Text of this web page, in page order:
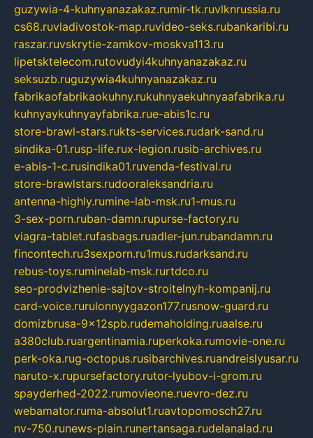
guzywia-4-kuhnyanazakaz.rumir-tk.ruvlknrussia.ru
cs68.ruvladivostok-map.ruvideo-seks.rubankaribi.ru
raszar.ruvskrytie-zamkov-moskva113.ru
lipetsktelecom.rutovudyi4kuhnyanazakaz.ru
seksuzb.ruguzywia4kuhnyanazakaz.ru
fabrikaofabrikaokuhny.rukuhnyaekuhnyaafabrika.ru
kuhnyaykuhnyayfabrika.rue-abis1c.ru
store-brawl-stars.rukts-services.rudark-sand.ru
sindika-01.rusp-life.rux-legion.rusib-archives.ru
e-abis-1-c.rusindika01.ruvenda-festival.ru
store-brawlstars.rudooraleksandria.ru
antenna-highly.rumine-lab-msk.ru1-mus.ru
3-sex-porn.ruban-damn.rupurse-factory.ru
viagra-tablet.rufasbags.ruadler-jun.rubandamn.ru
fincontech.ru3sexporn.ru1mus.rudarksand.ru
rebus-toys.ruminelab-msk.rurtdco.ru
seo-prodvizhenie-sajtov-stroitelnyh-kompanij.ru
card-voice.rurulonnyygazon177.rusnow-guard.ru
domizbrusa-9x12spb.rudemaholding.ruaalse.ru
a380club.ruargentinamia.ruperkoka.rumovie-one.ru
perk-oka.rug-octopus.rusibarchives.ruandreislyusar.ru
naruto-x.rupursefactory.rutor-lyubov-i-grom.ru
spayderhed-2022.rumovieone.ruevro-dez.ru
webamator.ruma-absolut1.ruavtopomosch27.ru
nv-750.runews-plain.runertansaga.rudelanalad.ru